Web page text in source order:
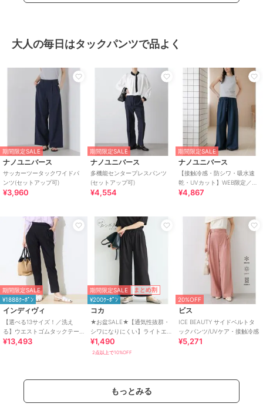
大人の毎日はタックパンツで品よく
期間限定SALE
ナノユニバース
サッカーツータックワイドパ
ンツ(セットアップ可)
¥3,960
期間限定SALE
ナノユニバース
多機能センタープレスパンツ
(セットアップ可)
¥4,554
期間限定SALE
ナノユニバース
【接触冷感・防シワ・吸水速
乾・UVカット】WEB限定／ギ
ャザータックイージーパンツ
¥4,867
期間限定SALE
¥1888ｸｰﾎﾟﾝ
インディヴィ
【選べる13サイズ！／洗え
る】ウエストゴムタックテー
パード褒められパンツ
¥13,493
期間限定SALE まとめ割
¥200ｸｰﾎﾟﾝ
コカ
★お盆SALE★【通気性抜群・
シワになりにくい】ライトエ
ンボスタックワイドイージー
パンツ 全2色
¥1,490
2点以上で10%OFF
20%OFF
ビス
ICE BEAUTY サイドベルトタ
ックパンツ/UVケア・接触冷感
¥5,271
もっとみる